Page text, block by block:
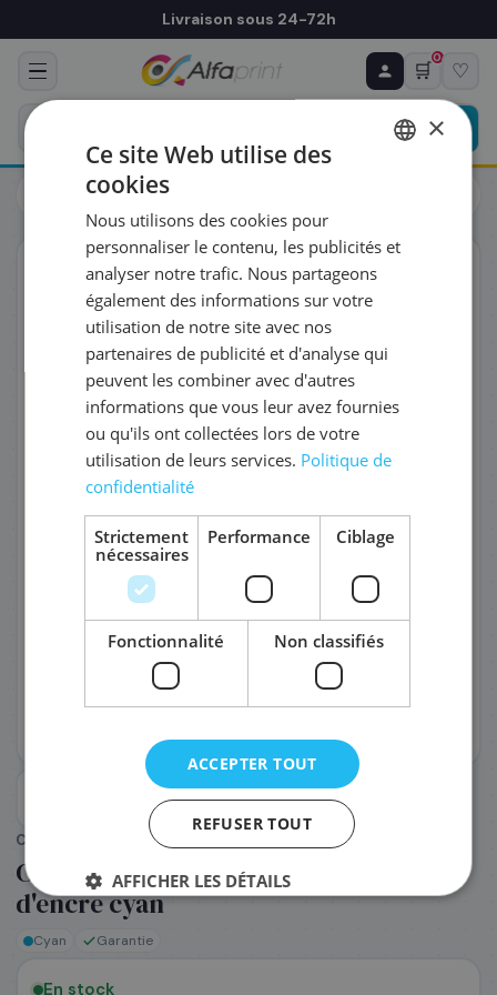
Livraison sous 24-72h
🛒
0
♡
Cartouches
Canon
ORIGINAL
CANON (Réf. :73169
Canon 2886C001/PFI-120C - Cartouche
d'encre cyan
Cyan Garantie
En stock
♻ COMMANDE RÉCURRENTE
Prévoyez & économisez
Programmez votre prochain achat — notre équipe
vous prépare un devis personnalisé
RÉFÉRENCE DU PRODUIT
FRÉQUENCE
QUANTITÉ PAR LIVRAISON
DATE DE PREMIÈRE LIVRAISON SOUHAITÉE
TÉLÉPHONE*
SOCIÉTÉ
×
Ce site Web utilise des
cookies
Nous utilisons des cookies pour
personnaliser le contenu, les publicités et
analyser notre trafic. Nous partageons
également des informations sur votre
utilisation de notre site avec nos
partenaires de publicité et d'analyse qui
peuvent les combiner avec d'autres
informations que vous leur avez fournies
ou qu'ils ont collectées lors de votre
utilisation de leurs services. Politique de
confidentialité
Strictement
nécessaires
Performance Ciblage
Fonctionnalité Non classifiés
ACCEPTER TOUT
REFUSER TOUT
AFFICHER LES DÉTAILS